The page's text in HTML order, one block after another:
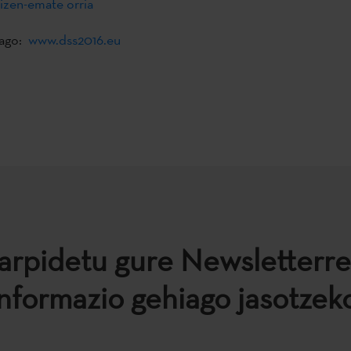
www.dss2016.eu
gure
gehiago